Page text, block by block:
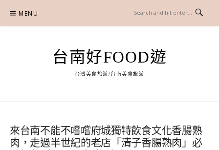
content
MENU
台南好FOOD遊
台灣美食旅遊/台南美食旅遊
來台南不能不嚐嚐府城獨特飲食文化香腸熟
肉，走過半世紀的老店「清子香腸熟肉」必